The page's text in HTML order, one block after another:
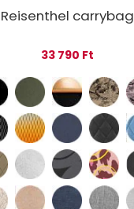
Reisenthel carrybag
33 790 Ft